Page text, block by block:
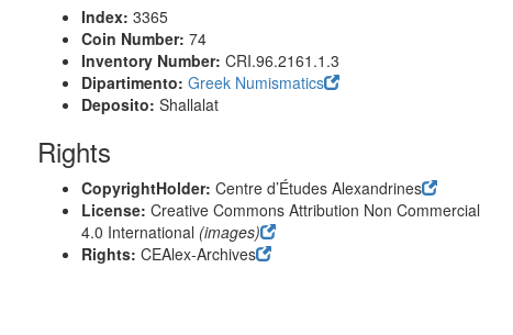
Index: 3365
Coin Number: 74
Inventory Number: CRI.96.2161.1.3
Dipartimento: Greek Numismatics
Deposito: Shallalat
Rights
CopyrightHolder: Centre d’Études Alexandrines
License: Creative Commons Attribution Non Commercial
4.0 International (images)
Rights: CEAlex-Archives